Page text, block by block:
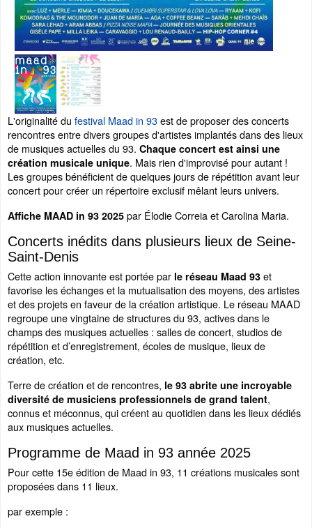
L'originalité du festival Maad in 93est de proposer des concerts
rencontres entre divers groupes d'artistes implantés dans des lieux
de musiques actuelles du 93. Chaque concert est ainsi une
création musicale unique. Mais rien d'improvisé pour autant !
Les groupes bénéficient de quelques jours de répétition avant leur
concert pour créer un répertoire exclusif mêlant leurs univers.
Affiche MAAD in 93 2025 par Élodie Correia et Carolina Maria.
Concerts inédits dans plusieurs lieux de Seine-
Saint-Denis
Cette action innovante est portée par le réseau Maad 93 et
favorise les échanges et la mutualisation des moyens, des artistes
et des projets en faveur de la création artistique. Le réseau MAAD
regroupe une vingtaine de structures du 93, actives dans le
champs des musiques actuelles : salles de concert, studios de
répétition et d’enregistrement, écoles de musique, lieux de
création, etc.
Terre de création et de rencontres, le 93 abrite une incroyable
diversité de musiciens professionnels de grand talent,
connus et méconnus, qui créent au quotidien dans les lieux dédiés
aux musiques actuelles.
Programme de Maad in 93 année 2025
Pour cette 15e édition de Maad in 93, 11 créations musicales sont
proposées dans 11 lieux.
par exemple :